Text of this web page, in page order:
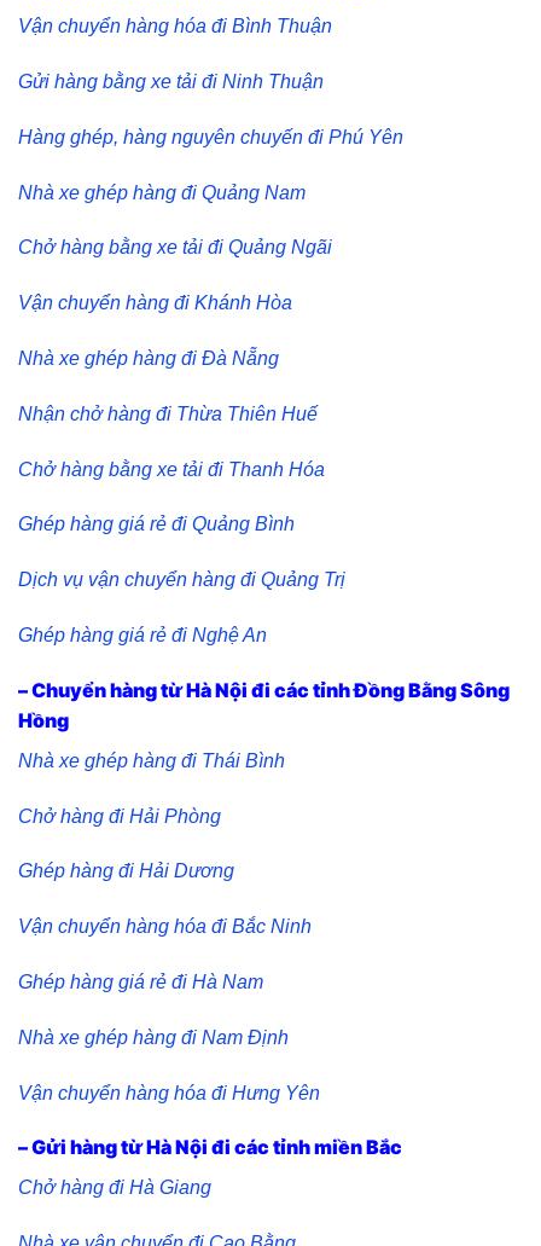
Vận chuyển hàng hóa đi Bình Thuận
Gửi hàng bằng xe tải đi Ninh Thuận
Hàng ghép, hàng nguyên chuyến đi Phú Yên
Nhà xe ghép hàng đi Quảng Nam
Chở hàng bằng xe tải đi Quảng Ngãi
Vận chuyển hàng đi Khánh Hòa
Nhà xe ghép hàng đi Đà Nẵng
Nhận chở hàng đi Thừa Thiên Huế
Chở hàng bằng xe tải đi Thanh Hóa
Ghép hàng giá rẻ đi Quảng Bình
Dịch vụ vận chuyển hàng đi Quảng Trị
Ghép hàng giá rẻ đi Nghệ An
– Chuyển hàng từ Hà Nội đi các tỉnh Đồng Bằng Sông
Hồng
Nhà xe ghép hàng đi Thái Bình
Chở hàng đi Hải Phòng
Ghép hàng đi Hải Dương
Vận chuyển hàng hóa đi Bắc Ninh
Ghép hàng giá rẻ đi Hà Nam
Nhà xe ghép hàng đi Nam Định
Vận chuyển hàng hóa đi Hưng Yên
– Gửi hàng từ Hà Nội đi các tỉnh miền Bắc
Chở hàng đi Hà Giang